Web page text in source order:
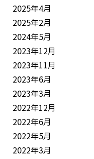
2025年4月
2025年2月
2024年5月
2023年12月
2023年11月
2023年6月
2023年3月
2022年12月
2022年6月
2022年5月
2022年3月